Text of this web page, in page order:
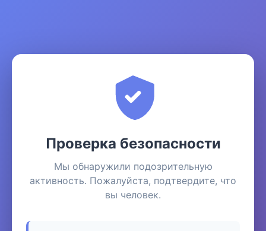
Проверка безопасности
Мы обнаружили подозрительную
активность. Пожалуйста, подтвердите, что
вы человек.